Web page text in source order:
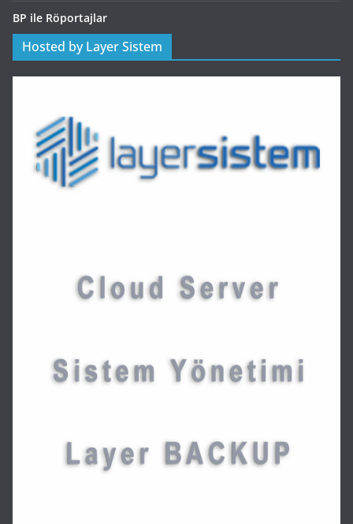
BP ile Röportajlar
Hosted by Layer Sistem